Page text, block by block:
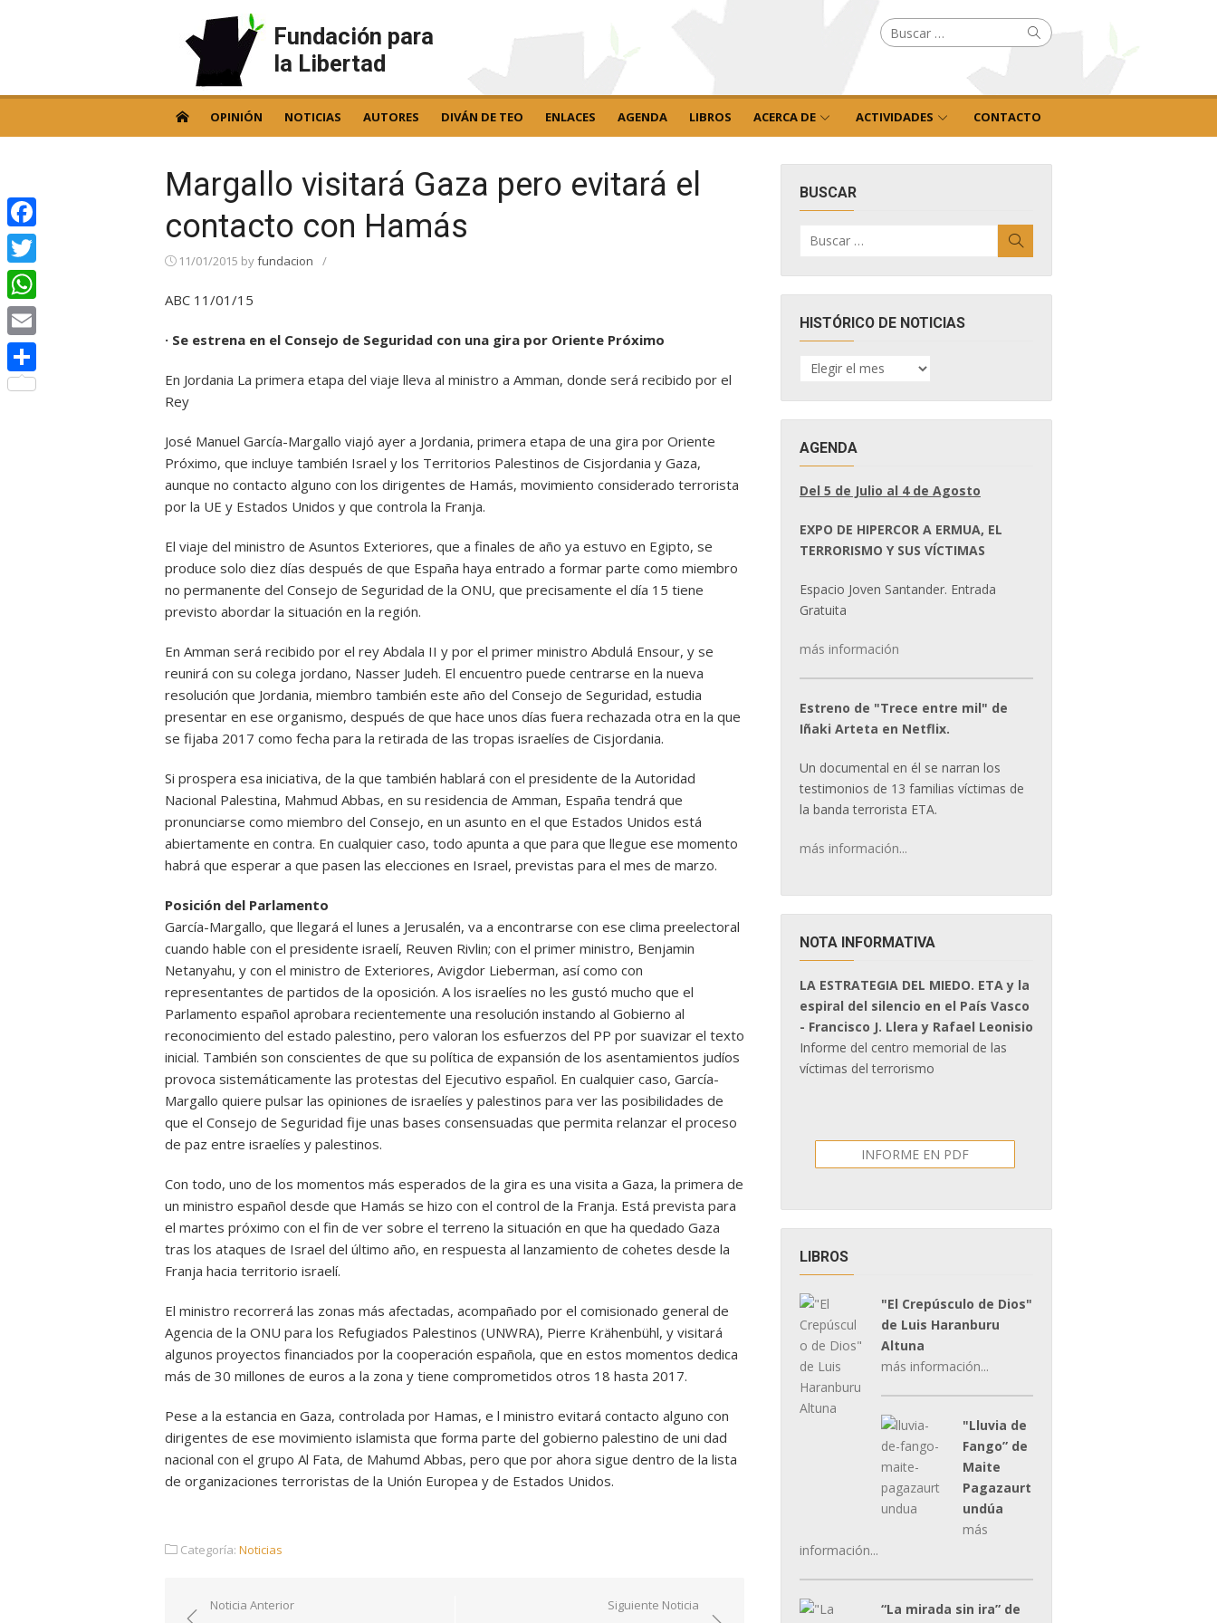
Fundación para
la Libertad
Buscar
por: Buscar
OPINIÓN NOTICIAS AUTORES DIVÁN DE TEO ENLACES AGENDA LIBROS ACERCA DE ACTIVIDADES CONTACTO
Margallo visitará Gaza pero evitará el
contacto con Hamás
11/01/2015 byfundacion /
ABC 11/01/15
· Se estrena en el Consejo de Seguridad con una gira por Oriente Próximo
En Jordania La primera etapa del viaje lleva al ministro a Amman, donde será recibido por el
Rey
José Manuel García-Margallo viajó ayer a Jordania, primera etapa de una gira por Oriente
Próximo, que incluye también Israel y los Territorios Palestinos de Cisjordania y Gaza,
aunque no contacto alguno con los dirigentes de Hamás, movimiento considerado terrorista
por la UE y Estados Unidos y que controla la Franja.
El viaje del ministro de Asuntos Exteriores, que a finales de año ya estuvo en Egipto, se
produce solo diez días después de que España haya entrado a formar parte como miembro
no permanente del Consejo de Seguridad de la ONU, que precisamente el día 15 tiene
previsto abordar la situación en la región.
En Amman será recibido por el rey Abdala II y por el primer ministro Abdulá Ensour, y se
reunirá con su colega jordano, Nasser Judeh. El encuentro puede centrarse en la nueva
resolución que Jordania, miembro también este año del Consejo de Seguridad, estudia
presentar en ese organismo, después de que hace unos días fuera rechazada otra en la que
se fijaba 2017 como fecha para la retirada de las tropas israelíes de Cisjordania.
Si prospera esa iniciativa, de la que también hablará con el presidente de la Autoridad
Nacional Palestina, Mahmud Abbas, en su residencia de Amman, España tendrá que
pronunciarse como miembro del Consejo, en un asunto en el que Estados Unidos está
abiertamente en contra. En cualquier caso, todo apunta a que para que llegue ese momento
habrá que esperar a que pasen las elecciones en Israel, previstas para el mes de marzo.
Posición del Parlamento
García-Margallo, que llegará el lunes a Jerusalén, va a encontrarse con ese clima preelectoral
cuando hable con el presidente israelí, Reuven Rivlin; con el primer ministro, Benjamin
Netanyahu, y con el ministro de Exteriores, Avigdor Lieberman, así como con
representantes de partidos de la oposición. A los israelíes no les gustó mucho que el
Parlamento español aprobara recientemente una resolución instando al Gobierno al
reconocimiento del estado palestino, pero valoran los esfuerzos del PP por suavizar el texto
inicial. También son conscientes de que su política de expansión de los asentamientos judíos
provoca sistemáticamente las protestas del Ejecutivo español. En cualquier caso, García-
Margallo quiere pulsar las opiniones de israelíes y palestinos para ver las posibilidades de
que el Consejo de Seguridad fije unas bases consensuadas que permita relanzar el proceso
de paz entre israelíes y palestinos.
Con todo, uno de los momentos más esperados de la gira es una visita a Gaza, la primera de
un ministro español desde que Hamás se hizo con el control de la Franja. Está prevista para
el martes próximo con el fin de ver sobre el terreno la situación en que ha quedado Gaza
tras los ataques de Israel del último año, en respuesta al lanzamiento de cohetes desde la
Franja hacia territorio israelí.
El ministro recorrerá las zonas más afectadas, acompañado por el comisionado general de
Agencia de la ONU para los Refugiados Palestinos (UNWRA), Pierre Krähenbühl, y visitará
algunos proyectos financiados por la cooperación española, que en estos momentos dedica
más de 30 millones de euros a la zona y tiene comprometidos otros 18 hasta 2017.
Pese a la estancia en Gaza, controlada por Hamas, e l ministro evitará contacto alguno con
dirigentes de ese movimiento islamista que forma parte del gobierno palestino de uni dad
nacional con el grupo Al Fata, de Mahumd Abbas, pero que por ahora sigue dentro de la lista
de organizaciones terroristas de la Unión Europea y de Estados Unidos.
Categoría: Noticias
Navegación
Noticia Anterior Siguiente Noticia
BUSCAR
por:
HISTÓRICO DE NOTICIAS
HISTÓRICO
DE
AGENDA
Del 5 de Julio al 4 de Agosto
EXPO DE HIPERCOR A ERMUA, EL
TERRORISMO Y SUS VÍCTIMAS
Espacio Joven Santander. Entrada
Gratuita
más información
Estreno de "Trece entre mil" de
Iñaki Arteta en Netflix.
Un documental en él se narran los
testimonios de 13 familias víctimas de
la banda terrorista ETA.
más información...
NOTA INFORMATIVA
LA ESTRATEGIA DEL MIEDO. ETA y la
espiral del silencio en el País Vasco
- Francisco J. Llera y Rafael Leonisio
Informe del centro memorial de las
víctimas del terrorismo
INFORME EN PDF
LIBROS
"El Crepúsculo de Dios"
de Luis Haranburu
Altuna
más información...
"Lluvia de
Fango” de
Maite
Pagazaurt
undúa
más
información...
“La mirada sin ira” de
Facebook
Twitter
WhatsApp
Email
Compartir